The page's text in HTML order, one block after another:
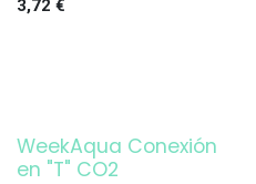
3,72 €
WeekAqua Conexión
en "T" CO2